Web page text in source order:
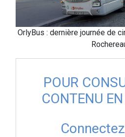
OrlyBus : dernière journée de
POUR
CONTENU